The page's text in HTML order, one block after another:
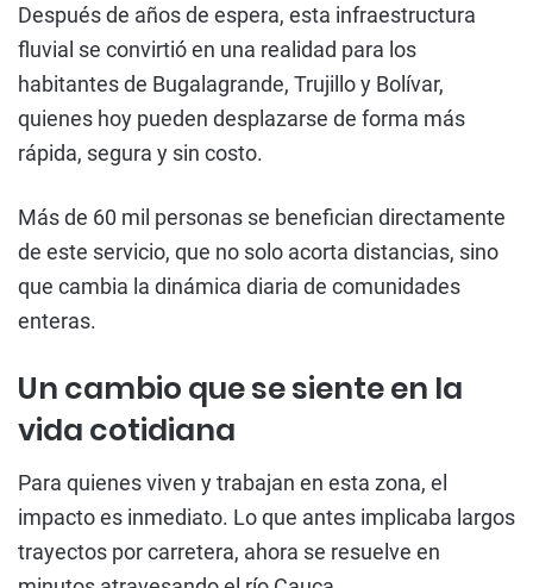
Después de años de espera, esta infraestructura
fluvial se convirtió en una realidad para los
habitantes de Bugalagrande, Trujillo y Bolívar,
quienes hoy pueden desplazarse de forma más
rápida, segura y sin costo.
Más de 60 mil personas se benefician directamente
de este servicio, que no solo acorta distancias, sino
que cambia la dinámica diaria de comunidades
enteras.
Un cambio que se siente en la
vida cotidiana
Para quienes viven y trabajan en esta zona, el
impacto es inmediato. Lo que antes implicaba largos
trayectos por carretera, ahora se resuelve en